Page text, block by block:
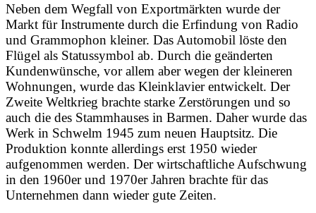
Neben dem Wegfall von Exportmärkten wurde der
Markt für Instrumente durch die Erfindung von Radio
und Grammophon kleiner. Das Automobil löste den
Flügel als Statussymbol ab. Durch die geänderten
Kundenwünsche, vor allem aber wegen der kleineren
Wohnungen, wurde das Kleinklavier entwickelt. Der
Zweite Weltkrieg brachte starke Zerstörungen und so
auch die des Stammhauses in Barmen. Daher wurde das
Werk in Schwelm 1945 zum neuen Hauptsitz. Die
Produktion konnte allerdings erst 1950 wieder
aufgenommen werden. Der wirtschaftliche Aufschwung
in den 1960er und 1970er Jahren brachte für das
Unternehmen dann wieder gute Zeiten.